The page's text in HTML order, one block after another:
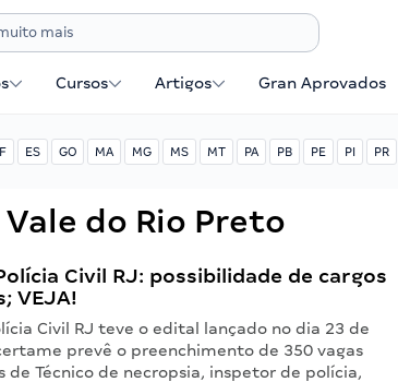
Cursos Artigos Gran Aprovados
ES GO MA MG MS MT PA PB PE PI PR
do Rio Preto
Civil RJ: possibilidade de cargos
VEJA!
Civil RJ teve o edital lançado no dia 23 de
prevê o preenchimento de 350 vagas
de Técnico de necropsia, inspetor de polícia,